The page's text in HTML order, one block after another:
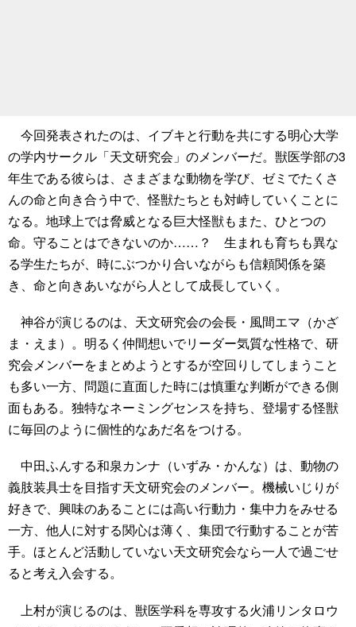
今回発表されたのは、イブキと行動を共にする明心大学
の学内サークル「天文研究会」のメンバーだ。獣医学部の3
年生である彼らは、さまざまな動物を学び、ゼミでたくさ
んの命と向き合う中で、怪獣たちとも対峙していくことに
なる。地球上では脅威となる巨大怪獣もまた、ひとつの
命。守ることはできないのか……？ 生まれも育ちも異な
る学生たちが、時にぶつかり合いながらも信頼関係を築
き、命と向きあいながら人として成長していく。
神谷が演じるのは、天文研究会の会長・風間エマ（かざ
ま・えま）。明るく仲間想いでリーダー気質な性格で、研
究会メンバーをまとめようとするが空回りしてしまうこと
も多い一方、問題に直面した時には慎重な判断ができる側
面もある。独特なネーミングセンスを持ち、登場する怪獣
に毎回のように個性的なあだ名をつける。
中田ふんする和泉カンナ（いずみ・かんな）は、動物の
義肢装具士を目指す天文研究会のメンバー。機械いじりが
好きで、興味のあることには高い行動力・集中力をみせる
一方、他人に対する関心は薄く、集団で行動することが苦
手。ほとんど活動していない天文研究会なら一人で過ごせ
ると考え入会する。
上村が演じるのは、獣医学科を専攻する火浦リンタロウ